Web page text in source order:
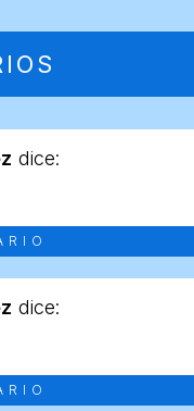
dice:
dice: